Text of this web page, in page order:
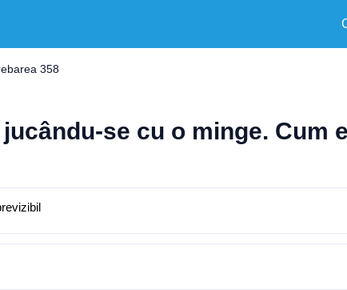
358
se cu o minge. Cum